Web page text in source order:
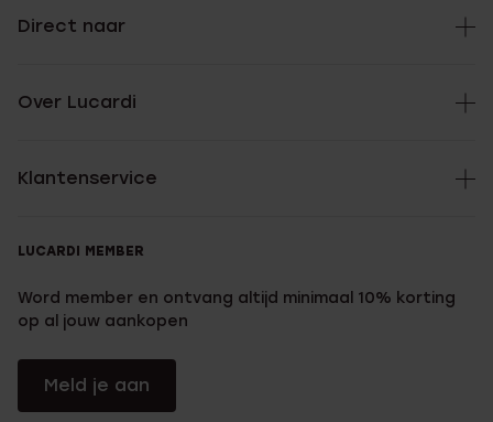
Direct naar
Over Lucardi
Klantenservice
LUCARDI MEMBER
Word member en ontvang altijd minimaal 10% korting
op al jouw aankopen
Meld je aan